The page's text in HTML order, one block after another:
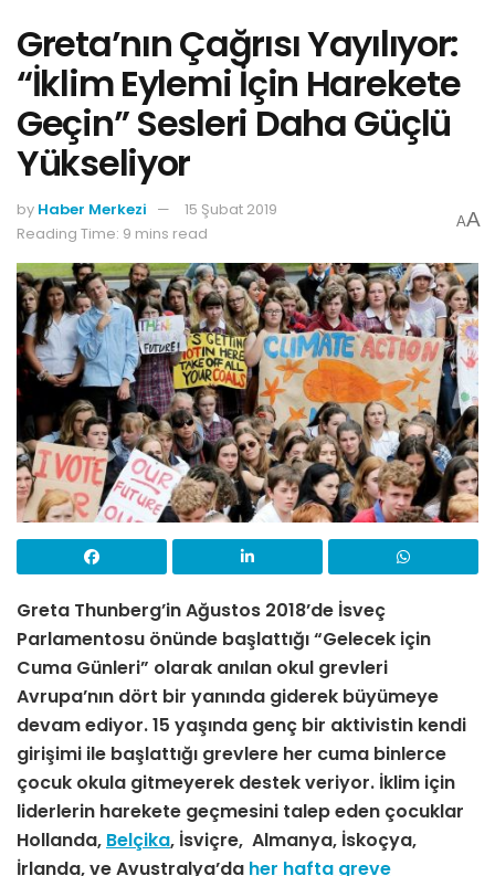
Greta’nın Çağrısı Yayılıyor:
“İklim Eylemi İçin Harekete
Geçin” Sesleri Daha Güçlü
Yükseliyor
by Haber Merkezi
15 Şubat 2019
Reading Time: 9 mins read
AA
Greta Thunberg’in Ağustos 2018’de İsveç
Parlamentosu önünde başlattığı “Gelecek için
Cuma Günleri” olarak anılan okul grevleri
Avrupa’nın dört bir yanında giderek büyümeye
devam ediyor. 15 yaşında genç bir aktivistin kendi
girişimi ile başlattığı grevlere her cuma binlerce
çocuk okula gitmeyerek destek veriyor. İklim için
liderlerin harekete geçmesini talep eden çocuklar
Hollanda, Belçika, İsviçre, Almanya, İskoçya,
İrlanda, ve Avustralya’da her hafta greve